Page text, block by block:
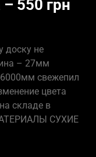
550 грн
доску не
– 27мм
свежепил
цвета
складе в
СУХИЕ